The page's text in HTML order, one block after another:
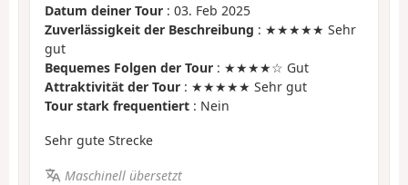
Datum deiner Tour : 03. Feb 2025
Zuverlässigkeit der Beschreibung : ★★★★★ Sehr
gut
Bequemes Folgen der Tour : ★★★★☆ Gut
Attraktivität der Tour : ★★★★★ Sehr gut
Tour stark frequentiert : Nein
Sehr gute Strecke
Maschinell übersetzt